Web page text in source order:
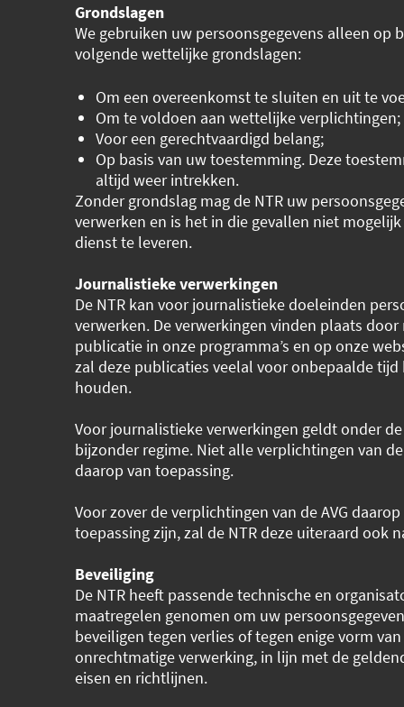
Grondslagen
We gebruiken uw persoonsgegevens alleen op
volgende wettelijke grondslagen:
Om een overeenkomst te sluiten en uit te
Om te voldoen aan wettelijke verplichtingen;
Voor een gerechtvaardigd belang;
Op basis van uw toestemming. Deze
altijd weer intrekken.
Zonder grondslag mag de NTR uw
verwerken en is het in die gevallen niet
dienst te leveren.
Journalistieke verwerkingen
De NTR kan voor journalistieke doeleinden
verwerken. De verwerkingen vinden plaats
publicatie in onze programma’s en op onze
zal deze publicaties veelal voor onbepaalde tijd
houden.
Voor journalistieke verwerkingen geldt onder de
bijzonder regime. Niet alle verplichtingen van de
daarop van toepassing.
Voor zover de verplichtingen van de AVG
toepassing zijn, zal de NTR deze uiteraard ook
Beveiliging
De NTR heeft passende technische en
maatregelen genomen om uw
beveiligen tegen verlies of tegen enige vorm van
onrechtmatige verwerking, in lijn met de
eisen en richtlijnen.